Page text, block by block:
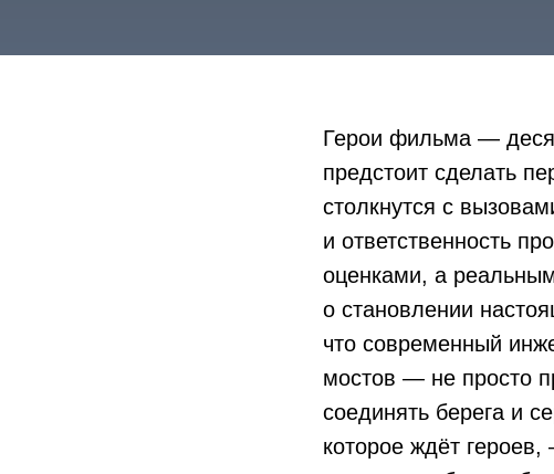
Герои фильма —
предстоит сделать
столкнутся с
и ответственность
оценками, а
о становлении
что современный
мостов — не просто
соединять берега и
которое ждёт